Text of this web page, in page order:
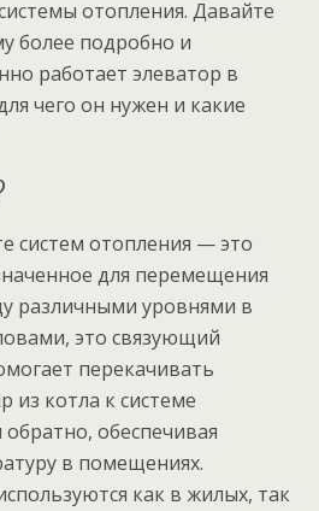
отопления. Давайте
более подробно и
работает элеватор в
чего он нужен и какие
систем отопления — это
для перемещения
различными уровнями в
это связующий
перекачивать
из котла к системе
обеспечивая
в помещениях.
как в жилых, так